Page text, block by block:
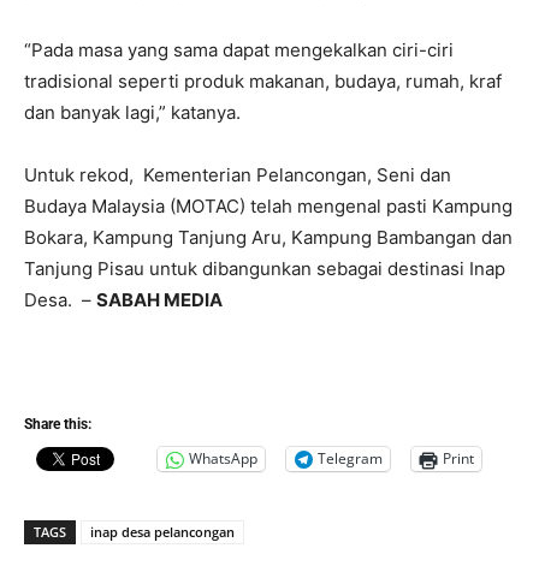
“Pada masa yang sama dapat mengekalkan ciri-ciri
tradisional seperti produk makanan, budaya, rumah, kraf
dan banyak lagi,” katanya.
Untuk rekod, Kementerian Pelancongan, Seni dan
Budaya Malaysia (MOTAC) telah mengenal pasti Kampung
Bokara, Kampung Tanjung Aru, Kampung Bambangan dan
Tanjung Pisau untuk dibangunkan sebagai destinasi Inap
Desa. – SABAH MEDIA
Share this:
WhatsApp Telegram Print
TAGS inap desa pelancongan